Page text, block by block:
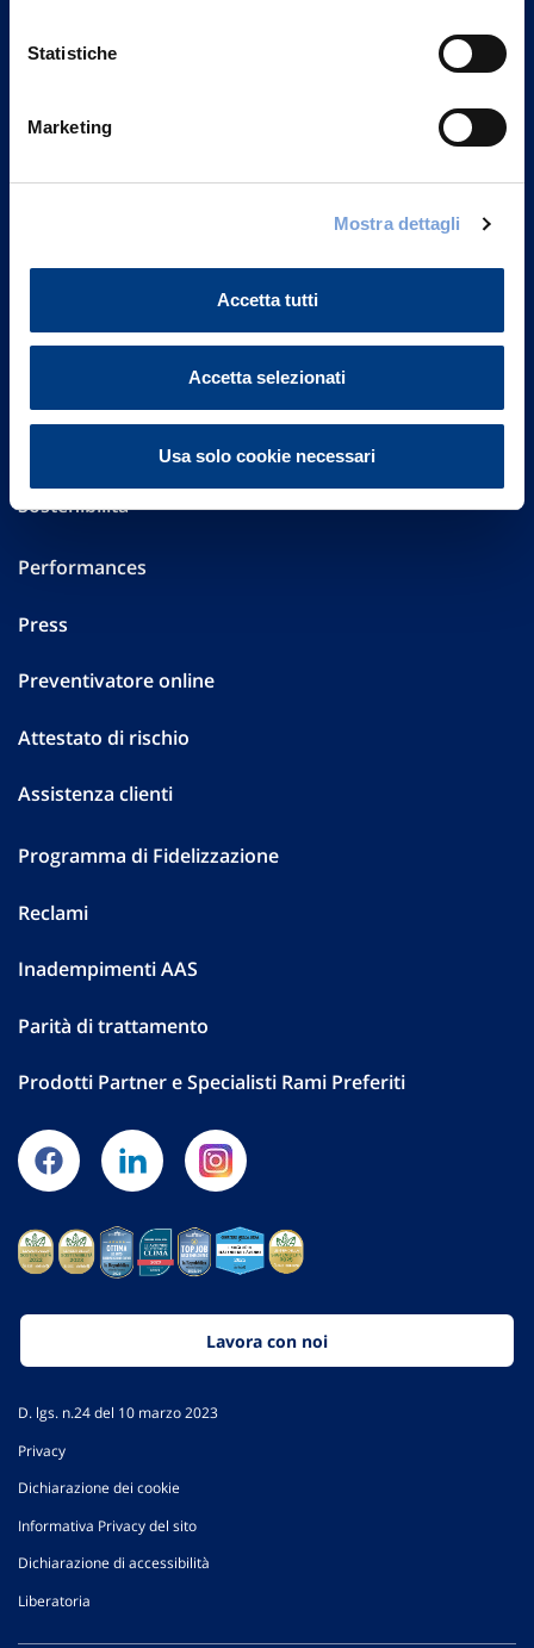
Statistiche
Marketing
Mostra dettagli
Accetta tutti
Accetta selezionati
Usa solo cookie necessari
Vittoria Assicurazioni S.p.A.
Governance
Altre informazioni
Sostenibilità
Performances
Press
Preventivatore online
Attestato di rischio
Assistenza clienti
Programma di Fidelizzazione
Reclami
Inadempimenti AAS
Parità di trattamento
Prodotti Partner e Specialisti Rami Preferiti
Lavora con noi
D. lgs. n.24 del 10 marzo 2023
Privacy
Dichiarazione dei cookie
Informativa Privacy del sito
Dichiarazione di accessibilità
Liberatoria